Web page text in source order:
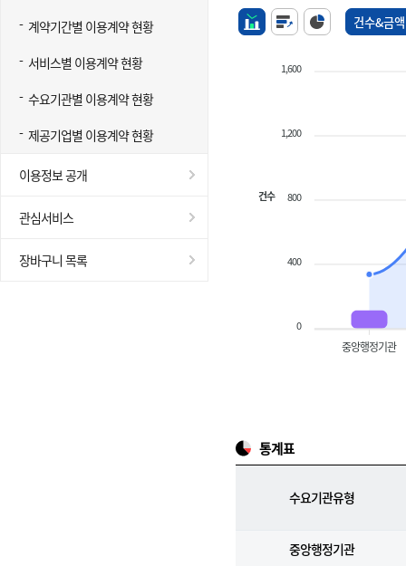
계약기간별 이용계약 현황
서비스별 이용계약 현황
수요기관별 이용계약 현황
제공기업별 이용계약 현황
이용정보 공개
관심서비스
장바구니 목록
건수&금액
1,600
1,200
800
400
0
건수
중앙행정기관
통계표
수요기관유형
중앙행정기관